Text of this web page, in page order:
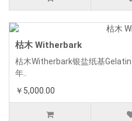
枯木 Witherbark
枯木Witherbark银盐纸基
年..
￥5,000.00